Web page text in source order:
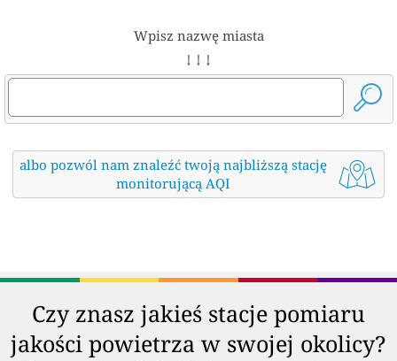
Wpisz nazwę miasta
↓ ↓ ↓
albo pozwól nam znaleźć twoją najbliższą stację
monitorującą AQI
Czy znasz jakieś stacje pomiaru
jakości powietrza w swojej okolicy?